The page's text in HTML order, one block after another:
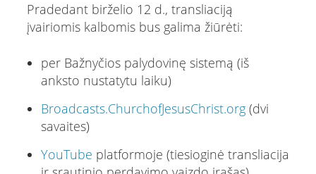
Pradedant birželio 12 d., transliaciją
įvairiomis kalbomis bus galima žiūrėti:
per Bažnyčios palydovinę sistemą (iš
anksto nustatytu laiku)
Broadcasts.ChurchofJesusChrist.org(dvi
savaites)
YouTube platformoje (tiesioginė transliacija